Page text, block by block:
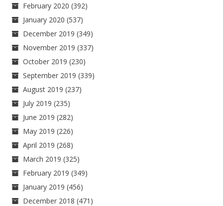
February 2020 (392)
January 2020 (537)
December 2019 (349)
November 2019 (337)
October 2019 (230)
September 2019 (339)
August 2019 (237)
July 2019 (235)
June 2019 (282)
May 2019 (226)
April 2019 (268)
March 2019 (325)
February 2019 (349)
January 2019 (456)
December 2018 (471)